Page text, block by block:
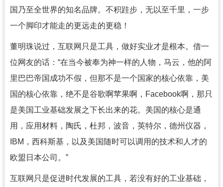
国乃至全世界的知名品牌。不积跬步，无以至千里，一步
一个脚印才能走的更远走的更稳！
董明珠说过，互联网只是工具，做好实业才是根本。借一
位网友的话：“在当今被奉为神一样的人物，马云，他的阿
里巴巴帝国成功不假，但那不是一个国家的核心依靠，美
国的核心依靠，绝不是谷歌啊苹果啊，Facebook啊，那只
是美国工业基础发展之下长出来的花。美国的核心是通
用，应用材料，陶氏，杜邦，波音，英特尔，德州仪器，
IBM，西科斯基，以及美国随时可以调用的技术和人才的
欧盟日本公司。”
互联网只是促进时代发展的工具，若没有好的工业基础，